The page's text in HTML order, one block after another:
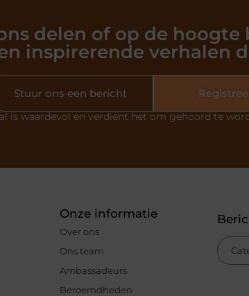
delen of op de
inspirerende verhalen
Stuur ons een bericht
is waardevol en verdient het om gehoord te
Onze informatie
Over ons
Ons team
Ambassadeurs
Beroemdheden